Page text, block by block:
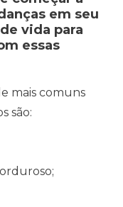
em seu
vida para
essas
mais comuns
são: